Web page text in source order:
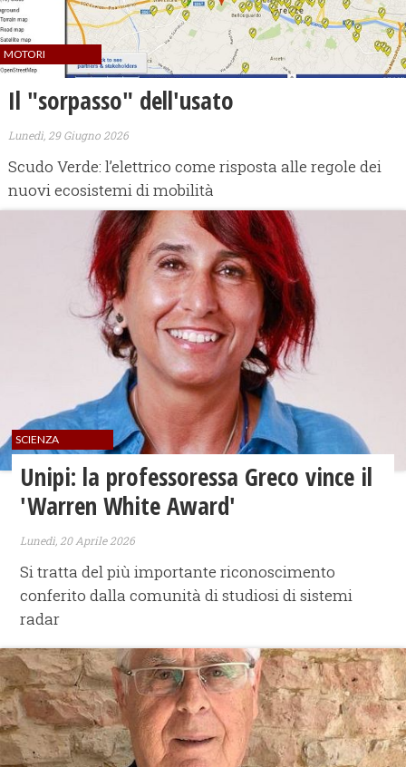
MOTORI
Il "sorpasso" dell'usato
Lunedì, 29 Giugno 2026
Scudo Verde: l’elettrico come risposta alle regole dei
nuovi ecosistemi di mobilità
SCIENZA
Unipi: la professoressa Greco vince il
'Warren White Award'
Lunedì, 20 Aprile 2026
Si tratta del più importante riconoscimento
conferito dalla comunità di studiosi di sistemi
radar